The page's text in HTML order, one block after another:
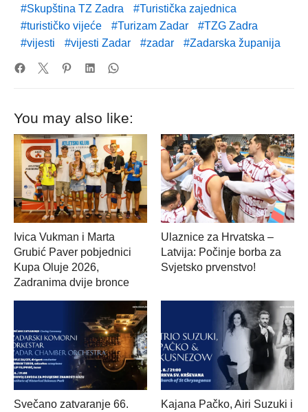
Skupština TZ Zadra
Turistička zajednica
turističko vijeće
Turizam Zadar
TZG Zadra
vijesti
vijesti Zadar zadar Zadarska županija
You may also like:
Ivica Vukman i Marta
Grubić Paver pobjednici
Kupa Oluje 2026,
Zadranima dvije bronce
Ulaznice za Hrvatska –
Latvija: Počinje borba za
Svjetsko prvenstvo!
Svečano zatvaranje 66.
Kajana Pačko, Airi Suzuki i